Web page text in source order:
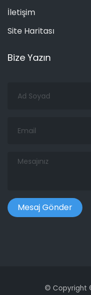
İletişim
Site Haritası
Bize Yazın
Soyad
Mesajınız
© Copyright